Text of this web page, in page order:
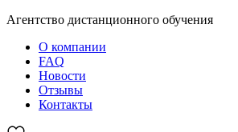
Агентство дистанционного обучения
О компании
FAQ
Новости
Отзывы
Контакты